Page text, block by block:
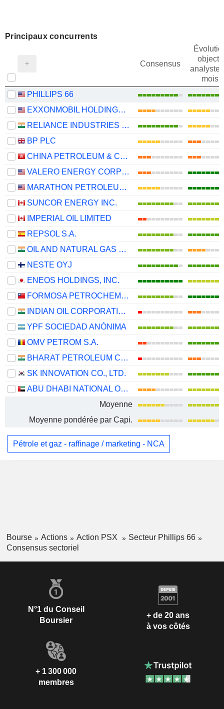
Principaux concurrents
Consensus
objectif
mois
PHILLIPS 66
EXXONMOBIL HOLDINGS CORPORATION
RELIANCE INDUSTRIES LTD
BP PLC
CHINA PETROLEUM & CHEMICAL CORPORATION
VALERO ENERGY CORPORATION
MARATHON PETROLEUM CORPORATION
SUNCOR ENERGY INC.
IMPERIAL OIL LIMITED
REPSOL S.A.
OIL AND NATURAL GAS CORPORATION LIMITED
NESTE OYJ
ENEOS HOLDINGS, INC.
FORMOSA PETROCHEMICAL CORPORATION
INDIAN OIL CORPORATION LIMITED
YPF SOCIEDAD ANÓNIMA
OMV PETROM S.A.
BHARAT PETROLEUM CORPORATION LIMITED
SK INNOVATION CO., LTD.
ABU DHABI NATIONAL OIL COMPANY FOR DISTRIBUTION
Moyenne
Moyenne pondérée par Capi.
Pétrole et gaz - raffinage / marketing - NCA
Bourse Actions Action PSX
Secteur Phillips 66
Consensus sectoriel
N°1 du Conseil
Boursier
+ de 20 ans
à vos côtés
+ 1 300 000
membres